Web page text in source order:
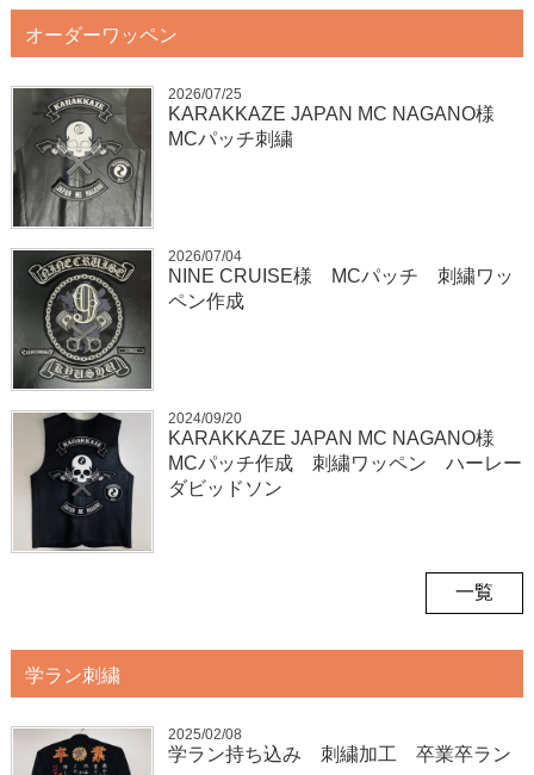
オーダーワッペン
2026/07/25
KARAKKAZE JAPAN MC NAGANO様
MCパッチ刺繍
2026/07/04
NINE CRUISE様 MCパッチ 刺繍ワッ
ペン作成
2024/09/20
KARAKKAZE JAPAN MC NAGANO様
MCパッチ作成 刺繍ワッペン ハーレー
ダビッドソン
一覧
学ラン刺繍
2025/02/08
学ラン持ち込み 刺繍加工 卒業卒ラン